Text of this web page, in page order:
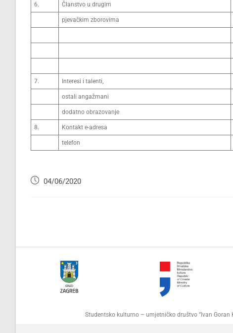
6. Članstvo u drugim
pjevačkim zborovima
7. Interesi i talenti,
ostali angažmani
dodatno obrazovanje
8. Kontakt e-adresa
telefon
04/06/2020
Studentsko kulturno – umjetničko društvo “Ivan